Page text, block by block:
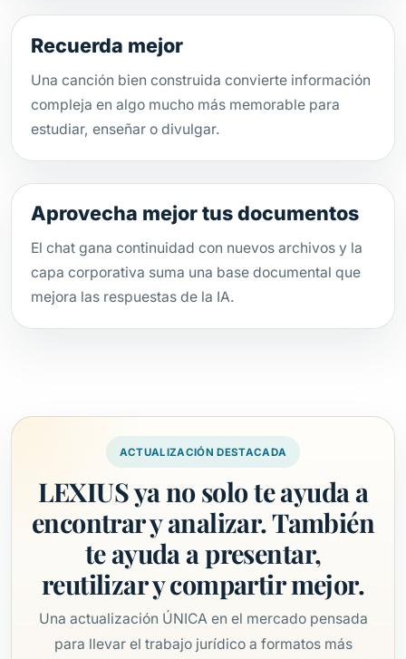
Recuerda mejor
Una canción bien construida convierte información
compleja en algo mucho más memorable para
estudiar, enseñar o divulgar.
Aprovecha mejor tus documentos
El chat gana continuidad con nuevos archivos y la
capa corporativa suma una base documental que
mejora las respuestas de la IA.
ACTUALIZACIÓN DESTACADA
LEXIUS ya no solo te ayuda a
encontrar y analizar. También
te ayuda a presentar,
reutilizar y compartir mejor.
Una actualización ÚNICA en el mercado pensada
para llevar el trabajo jurídico a formatos más